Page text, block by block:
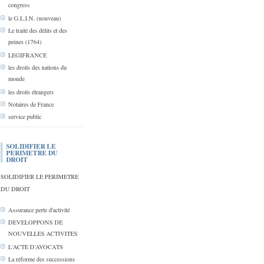
congress
le G.L.I.N. (nouveau)
Le traité des délits et des
peines (1764)
LEGIFRANCE
les droits des nations du
monde
les droits étrangers
Notaires de France
service public
SOLIDIFIER LE
PERIMETRE DU
DROIT
SOLIDIFIER LE PERIMETRE
DU DROIT
Assurance perte d'activité
DEVELOPPONS DE
NOUVELLES ACTIVITES
L'ACTE D'AVOCATS
La réforme des successions